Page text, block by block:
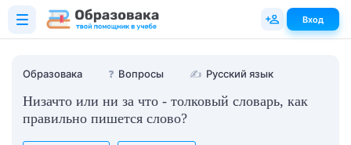
Образовака ❓ Вопросы ✍ Русский язык
Низачто или ни за что - толковый словарь, как
правильно пишется слово?
Вход